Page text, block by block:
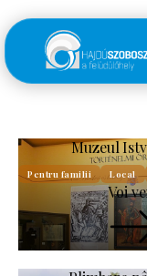
Muzeul
Pentru familii Local
Voi